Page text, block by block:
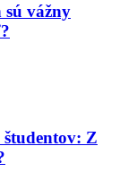
sú vážny
Z